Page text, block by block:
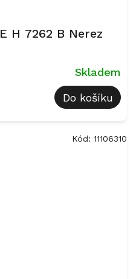
H 7262 B Nerez
Skladem
Do košíku
Kód: 11106310